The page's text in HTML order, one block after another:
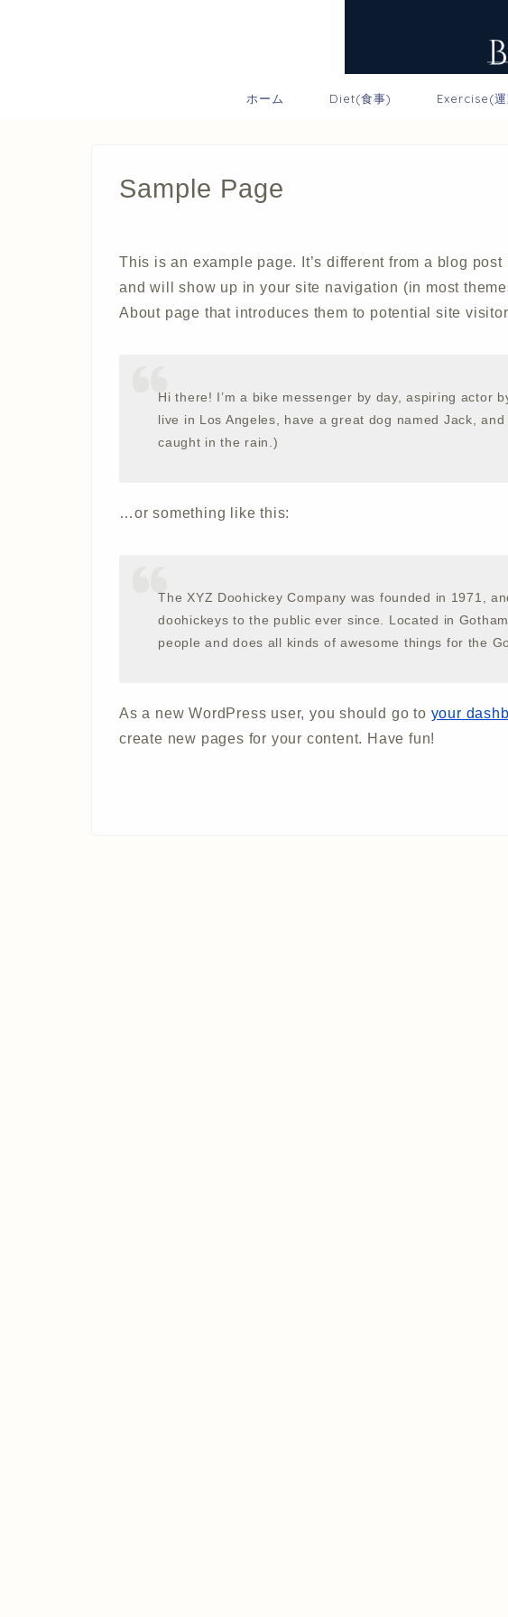
ホーム Diet(食事) Exercise(
Sample Page
This is an example page. It’s different from a blog
and will show up in your site navigation (in most
About page that introduces them to potential site
Hi there! I’m a bike messenger by day, aspiring actor
live in Los Angeles, have a great dog named Jack,
caught in the rain.)
…or something like this:
The XYZ Doohickey Company was founded in 1971,
doohickeys to the public ever since. Located in
people and does all kinds of awesome things for the
As a new WordPress user, you should go to your
create new pages for your content. Have fun!